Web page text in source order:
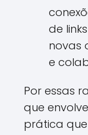
de
novas
e
Por essas
que
prática